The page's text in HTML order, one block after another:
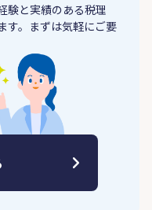
験と実績のある税理
す。まずは気軽にご要